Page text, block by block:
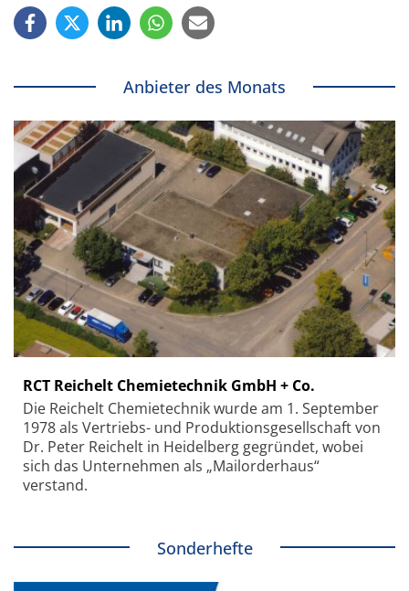
Anbieter des Monats
RCT Reichelt Chemietechnik GmbH + Co.
Die Reichelt Chemietechnik wurde am 1. September
1978 als Vertriebs- und Produktionsgesellschaft von
Dr. Peter Reichelt in Heidelberg gegründet, wobei
sich das Unternehmen als „Mailorderhaus“
verstand.
Sonderhefte